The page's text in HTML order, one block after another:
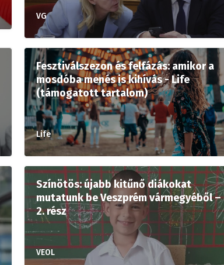
VG
Fesztiválszezon és felfázás: amikor a
mosdóba menés is kihívás - Life
(támogatott tartalom)
Life
Színötös: újabb kitűnő diákokat
mutatunk be Veszprém vármegyéből –
2. rész
VEOL